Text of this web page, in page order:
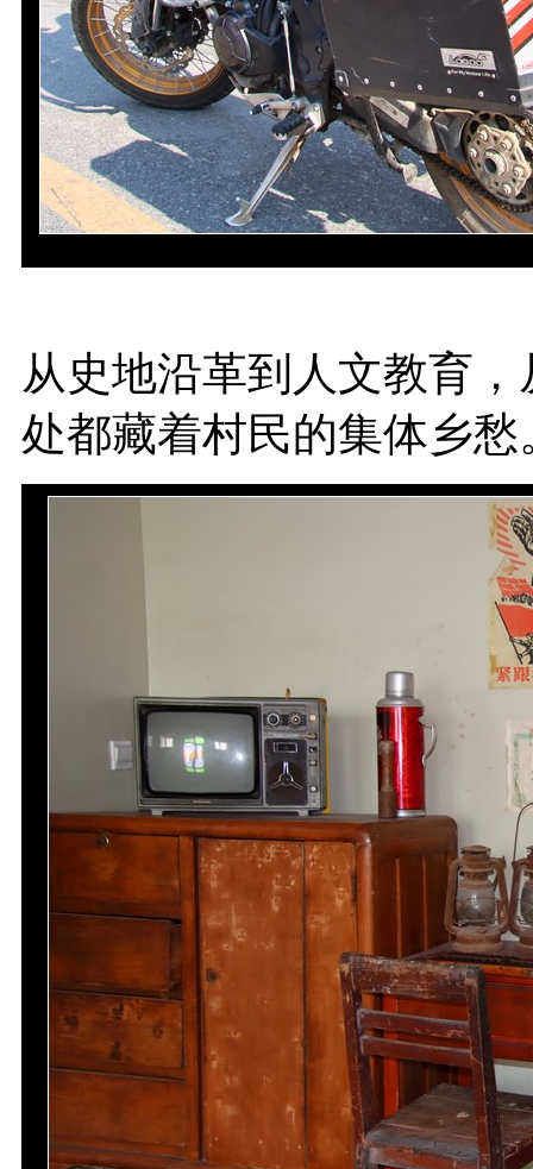
从史地沿革到人文教育
处都藏着村民的集体乡愁